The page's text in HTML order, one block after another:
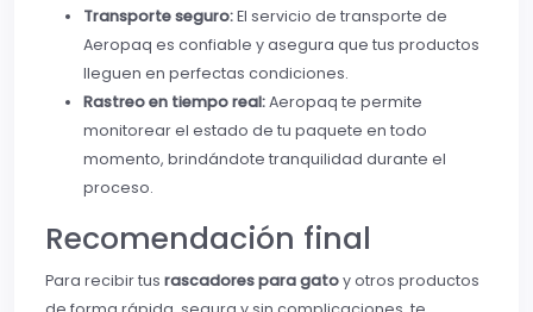
Transporte seguro:El servicio de transporte de
Aeropaq es confiable y asegura que tus productos
lleguen en perfectas condiciones.
Rastreo en tiempo real:Aeropaq te permite
monitorear el estado de tu paquete en todo
momento, brindándote tranquilidad durante el
proceso.
Recomendación final
Para recibir tus rascadores para gatoy otros productos